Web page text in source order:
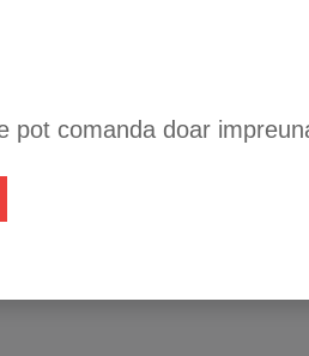
pot comanda doar